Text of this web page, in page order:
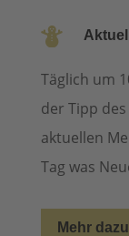

Täglich um
der Tipp
aktuellen
Tag was
Mehr dazu